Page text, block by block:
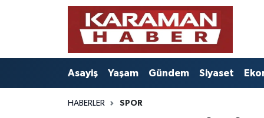
Asayiş Yaşam Gündem Siyaset
HABERLER SPOR
Bilim - Teknoloji
Nöbetçi Eczaneler
Hava Durumu
Karaman Namaz Vakitleri